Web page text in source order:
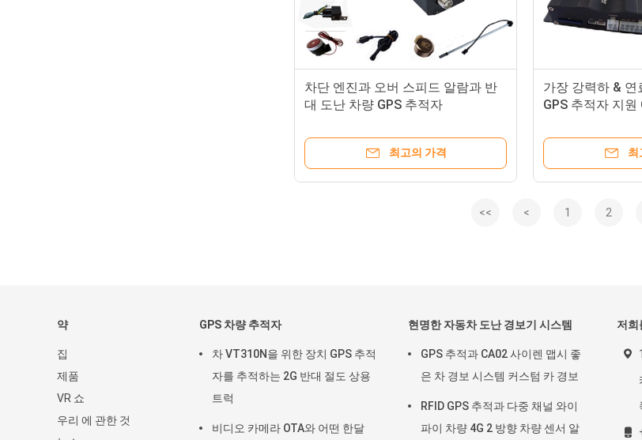
차단 엔진과 오버 스피드 알람과 반
대 도난 차량 GPS 추적자
최고의 가격
가장 강력하 & 연
GPS 추적자 지원
최
<< < 1 2
약
집
제품
VR 쇼
우리 에 관한 것
GPS 차량 추적자
차 VT310N을 위한 장치 GPS 추적
자를 추적하는 2G 반대 절도 상용
트럭
비디오 카메라 OTA와 어떤 한달
현명한 자동차 도난 경보기 시스템
GPS 추적과 CA02 사이렌 맵시 좋
은 차 경보 시스템 커스텀 카 경보
RFID GPS 추적과 다중 채널 와이
파이 차량 4G 2 방향 차량 센서 알
저희